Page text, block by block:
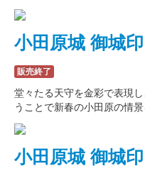
小田原城 御城印
販売終了
堂々たる天守を金彩で表現
うことで新春の小田原の情
小田原城 御城印